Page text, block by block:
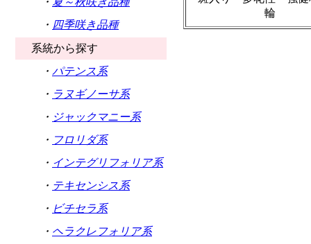
・ 四季咲き品種
系統から探す
・ パテンス系
・ ラヌギノーサ系
・ ジャックマニー系
・ フロリダ系
・ インテグリフォリア系
・ テキセンシス系
・ ビチセラ系
・ ヘラクレフォリア系
輪